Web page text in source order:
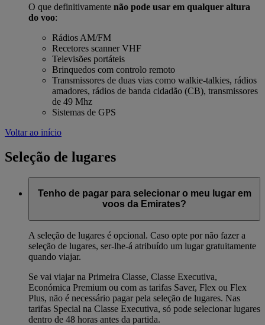
O que definitivamente não pode usar em qualquer altura
do voo:
Rádios AM/FM
Recetores scanner VHF
Televisões portáteis
Brinquedos com controlo remoto
Transmissores de duas vias como walkie-talkies, rádios
amadores, rádios de banda cidadão (CB), transmissores
de 49 Mhz
Sistemas de GPS
Voltar ao início
Seleção de lugares
Tenho de pagar para selecionar o meu lugar em
voos da Emirates?
A seleção de lugares é opcional. Caso opte por não fazer a
seleção de lugares, ser-lhe-á atribuído um lugar gratuitamente
quando viajar.
Se vai viajar na Primeira Classe, Classe Executiva,
Económica Premium ou com as tarifas Saver, Flex ou Flex
Plus, não é necessário pagar pela seleção de lugares. Nas
tarifas Special na Classe Executiva, só pode selecionar lugares
dentro de 48 horas antes da partida.